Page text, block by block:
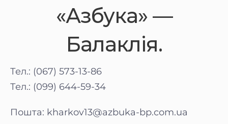
«Азбука» —
Балаклія.
Тел.: (067) 573-13-86
Тел.: (099) 644-59-34
Пошта: kharkov13@azbuka-bp.com.ua